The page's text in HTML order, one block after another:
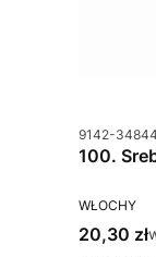
Kod produktu
9142-34844
100.
PRODUCENT
WŁOCHY
Cena
20,30 zł